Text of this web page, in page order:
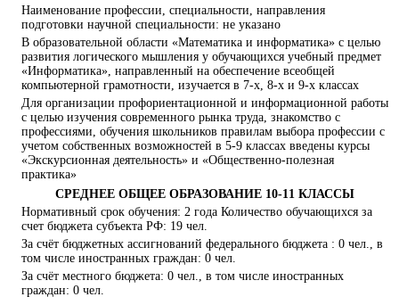
Наименование профессии, специальности, направления
подготовки научной специальности: не указано
В образовательной области «Математика и информатика» с целью
развития логического мышления у обучающихся учебный предмет
«Информатика», направленный на обеспечение всеобщей
компьютерной грамотности, изучается в 7-х, 8-х и 9-х классах
Для организации профориентационной и информационной работы
с целью изучения современного рынка труда, знакомство с
профессиями, обучения школьников правилам выбора профессии с
учетом собственных возможностей в 5-9 классах введены курсы
«Экскурсионная деятельность» и «Общественно-полезная
практика»
СРЕДНЕЕ ОБЩЕЕ ОБРАЗОВАНИЕ 10-11 КЛАССЫ
Нормативный срок обучения: 2 года Количество обучающихся за
счет бюджета субъекта РФ: 19 чел.
За счёт бюджетных ассигнований федерального бюджета : 0 чел., в
том числе иностранных граждан: 0 чел.
За счёт местного бюджета: 0 чел., в том числе иностранных
граждан: 0 чел.